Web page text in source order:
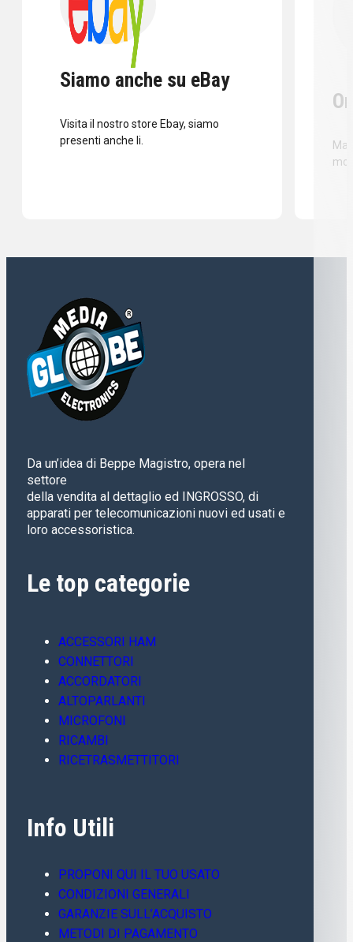
Siamo anche su eBay
Visita il nostro store Ebay, siamo
presenti anche li.
Da un’idea di Beppe Magistro, opera nel
settore
della vendita al dettaglio ed INGROSSO, di
apparati per telecomunicazioni nuovi ed usati e
loro accessoristica.
Le top categorie
ACCESSORI HAM
CONNETTORI
ACCORDATORI
ALTOPARLANTI
MICROFONI
RICAMBI
RICETRASMETTITORI
Info Utili
PROPONI QUI IL TUO USATO
CONDIZIONI GENERALI
GARANZIE SULL’ACQUISTO
METODI DI PAGAMENTO